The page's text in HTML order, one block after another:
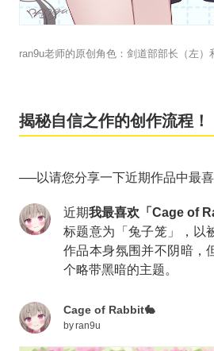
ran9u老师的原创角色：剑道部部长（左）
揭秘自信之作的创作流程！
──以请您分享一下近期作品中最
近期我最喜欢「Cage of
标题意为「兔子笼」，以
作品本身氛围并不阴暗，
个略带黑暗的主题。
Cage of Rabbit🐇
byran9u